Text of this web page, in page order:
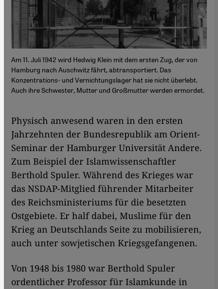
Am 11. Juli 1942 wird Hedwig Klein mit dem ersten Zug, der von
Hamburg nach Auschwitz fährt, abtransportiert. Das
Konzentrations- und Vernichtungslager hat sie nicht überlebt.
Auch ihre Schwester, Mutter und Großmutter werden ermordet.
Physisch anwesend waren in den ersten
Jahrzehnten der Bundesrepublik am Orient-
Seminar der Hamburger Universität Andere.
Zum Beispiel der Islamwissenschaftler
Berthold Spuler. Während des Krieges war
das NSDAP-Mitglied führender Mitarbeiter
des Reichsministeriums für die besetzten
Ostgebiete. Er half dabei, Muslime für den
Krieg an Deutschlands Seite zu mobilisieren,
auch unter sowjetischen Kriegsgefangenen.
Von 1948 bis 1980 war Berthold Spuler
ordentlicher Professor für Islamkunde in